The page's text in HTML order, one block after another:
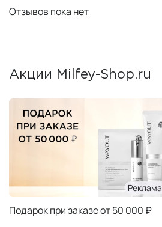
Отзывов пока нет
Акции Milfey-Shop.ru
Реклама
Подарок при заказе от 50 000 ₽